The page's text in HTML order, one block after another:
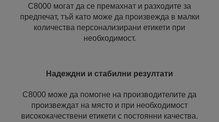
C8000 могат да се премахнат и разходите за
предпечат, тъй като може да произвежда в малки
количества персонализирани етикети при
необходимост.
Надеждни и стабилни резултати
C8000 може да помогне на производителите да
произвеждат на място и при необходимост
висококачествени етикети с постоянни качества.